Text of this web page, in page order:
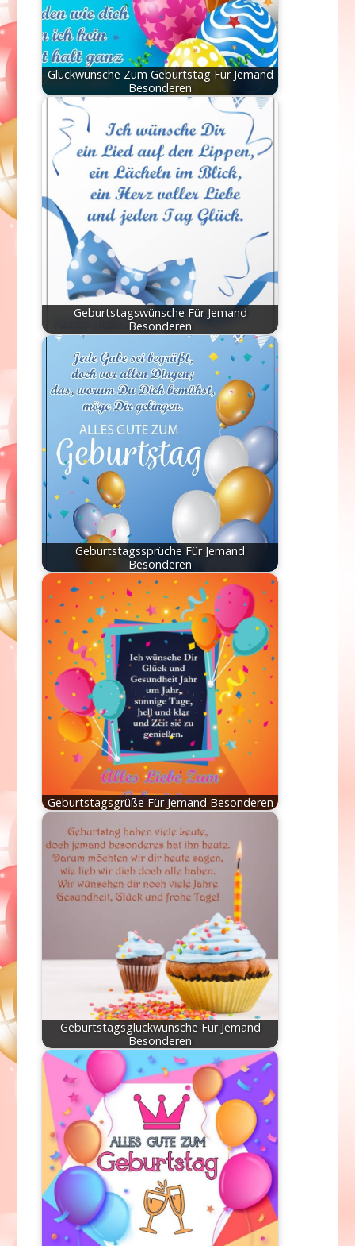
Glückwünsche Zum Geburtstag Für Jemand
Besonderen
Geburtstagswünsche Für Jemand
Besonderen
Geburtstagssprüche Für Jemand
Besonderen
Geburtstagsgrüße Für Jemand Besonderen
Geburtstagsglückwünsche Für Jemand
Besonderen